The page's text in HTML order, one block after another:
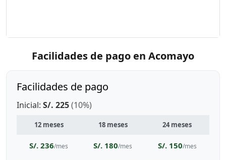
Facilidades de pago en Acomayo
Facilidades de pago
Inicial: S/. 225(10%)
12 meses 18 meses 24 meses
S/. 236/mes S/. 180/mes S/. 150/mes